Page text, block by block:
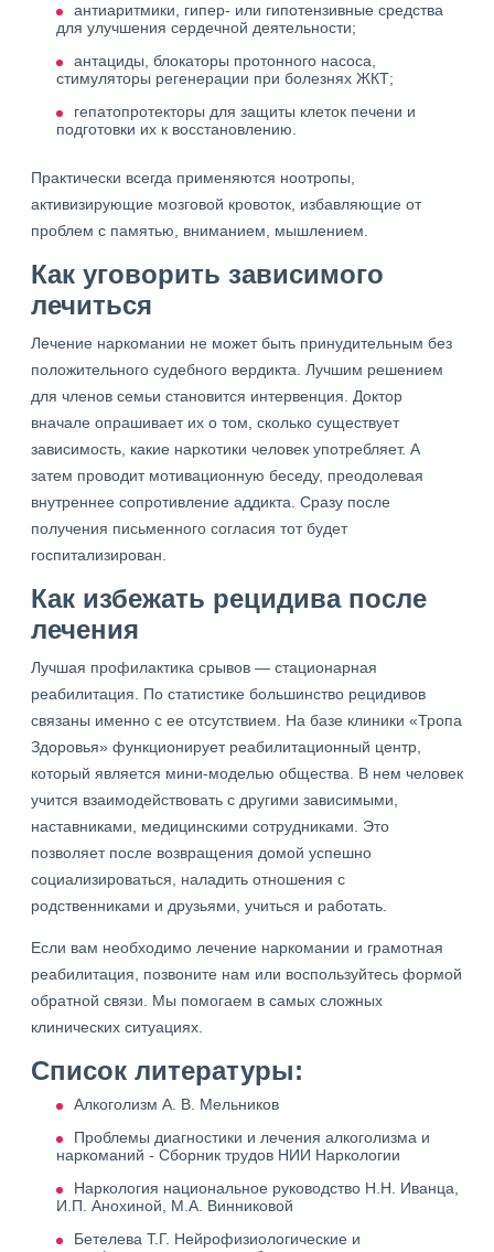
антиаритмики, гипер- или гипотензивные средства
для улучшения сердечной деятельности;
антациды, блокаторы протонного насоса,
стимуляторы регенерации при болезнях ЖКТ;
гепатопротекторы для защиты клеток печени и
подготовки их к восстановлению.
Практически всегда применяются ноотропы,
активизирующие мозговой кровоток, избавляющие от
проблем с памятью, вниманием, мышлением.
Как уговорить зависимого
лечиться
Лечение наркомании не может быть принудительным без
положительного судебного вердикта. Лучшим решением
для членов семьи становится интервенция. Доктор
вначале опрашивает их о том, сколько существует
зависимость, какие наркотики человек употребляет. А
затем проводит мотивационную беседу, преодолевая
внутреннее сопротивление аддикта. Сразу после
получения письменного согласия тот будет
госпитализирован.
Как избежать рецидива после
лечения
Лучшая профилактика срывов — стационарная
реабилитация. По статистике большинство рецидивов
связаны именно с ее отсутствием. На базе клиники «Тропа
Здоровья» функционирует реабилитационный центр,
который является мини-моделью общества. В нем человек
учится взаимодействовать с другими зависимыми,
наставниками, медицинскими сотрудниками. Это
позволяет после возвращения домой успешно
социализироваться, наладить отношения с
родственниками и друзьями, учиться и работать.
Если вам необходимо лечение наркомании и грамотная
реабилитация, позвоните нам или воспользуйтесь формой
обратной связи. Мы помогаем в самых сложных
клинических ситуациях.
Список литературы:
Алкоголизм А. В. Мельников
Проблемы диагностики и лечения алкоголизма и
наркоманий - Сборник трудов НИИ Наркологии
Наркология национальное руководство Н.Н. Иванца,
И.П. Анохиной, М.А. Винниковой
Бетелева Т.Г. Нейрофизиологические и